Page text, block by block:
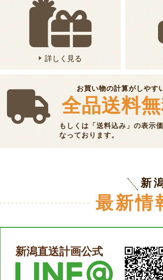
詳しく見る
お買い物の計算がしやす
全品送料
もしくは「送料込み」の表示
なっております。
新
最新情
新潟直送計画公式
梅
『株式会社 大阪屋』
氷蔵熟成 焼栗
『宮沢